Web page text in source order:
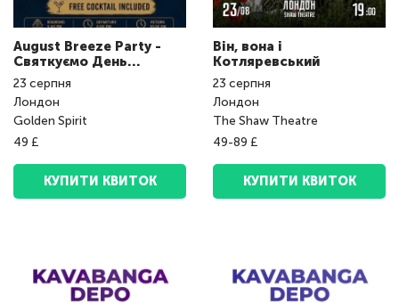
August Breeze Party -
Святкуємо День
Незалежності України
разом!
23 серпня
Лондон
Golden Spirit
49 £
КУПИТИ КВИТОК
Він, вона і
Котляревський
23 серпня
Лондон
The Shaw Theatre
49-89 £
КУПИТИ КВИТОК